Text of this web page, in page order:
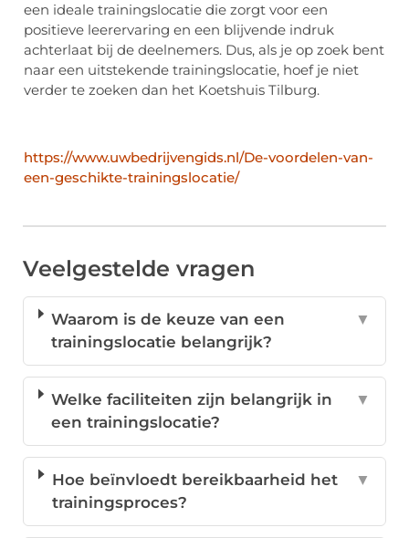
een ideale trainingslocatie die zorgt voor een
positieve leerervaring en een blijvende indruk
achterlaat bij de deelnemers. Dus, als je op zoek bent
naar een uitstekende trainingslocatie, hoef je niet
verder te zoeken dan het Koetshuis Tilburg.
https://www.uwbedrijvengids.nl/De-voordelen-van-
een-geschikte-trainingslocatie/
Veelgestelde vragen
Waarom is de keuze van een
trainingslocatie belangrijk?
▼
Welke faciliteiten zijn belangrijk in
een trainingslocatie?
▼
Hoe beïnvloedt bereikbaarheid het
trainingsproces?
▼